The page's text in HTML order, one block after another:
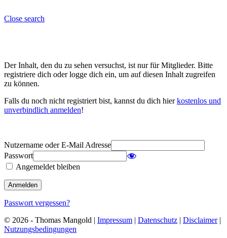
Close search
Der Inhalt, den du zu sehen versuchst, ist nur für Mitglieder. Bitte
registriere dich oder logge dich ein, um auf diesen Inhalt zugreifen
zu können.
Falls du noch nicht registriert bist, kannst du dich hierkostenlos und
unverbindlich anmelden!
Nutzername oder E-Mail Adresse
Passwort
Angemeldet bleiben
Passwort vergessen?
© 2026 - Thomas Mangold | Impressum | Datenschutz | Disclaimer|
Nutzungsbedingungen